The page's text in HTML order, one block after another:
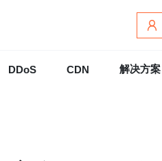
DDoS CDN 解决方案